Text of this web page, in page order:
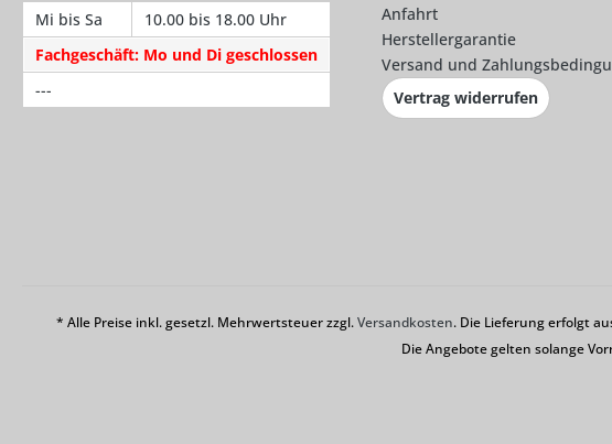
Mi bis Sa
10.00 bis 18.00 Uhr
Fachgeschäft: Mo und Di geschlossen
---
Anfahrt
Herstellergarantie
Versand und
Vertrag widerrufen
* Alle Preise inkl. gesetzl. Mehrwertsteuer zzgl.Versandkosten. Die Lieferung erfolgt
Die Angebote gelten solange